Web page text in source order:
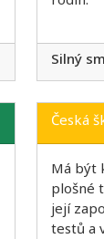
Silný
Česká
Má být
plošné
její
testů a